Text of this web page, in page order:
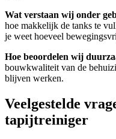
Wat verstaan wij onder
hoe makkelijk de tanks te
je weet hoeveel
Hoe beoordelen wij
bouwkwaliteit van de
blijven werken.
Veelgestelde
tapijtreiniger